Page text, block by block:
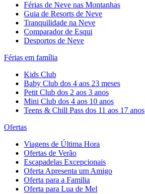
Férias de Neve nas Montanhas
Guia de Resorts de Neve
Tranquilidade na Neve​
Comparador de Esqui
Desportos de Neve
Férias em família
Kids Club
Baby Club dos 4 aos 23 meses
Petit Club dos 2 aos 3 anos
Mini Club dos 4 aos 10 anos
Teens & Chill Pass dos 11 aos 17 anos
Ofertas
Viagens de Última Hora
Ofertas de Verão
Escapadelas Excepcionais
Oferta Apresenta um Amigo
Oferta para a Familia
Oferta para Lua de Mel